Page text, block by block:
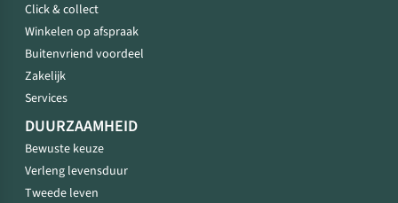
Click & collect
Winkelen op afspraak
Buitenvriend voordeel
Zakelijk
Services
DUURZAAMHEID
Bewuste keuze
Verleng levensduur
Tweede leven